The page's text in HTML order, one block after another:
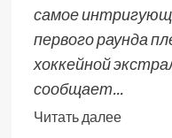
самое
первого раунда
хоккейной
сообщает...
Читать далее